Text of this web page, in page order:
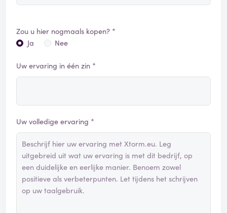
Zou u hier nogmaals kopen? *
Ja
Nee
Uw ervaring in één zin *
Uw volledige ervaring *